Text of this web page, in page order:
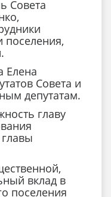
Совета
поселения,
Елена
Совета и
депутатам.
главу
вклад в
поселения